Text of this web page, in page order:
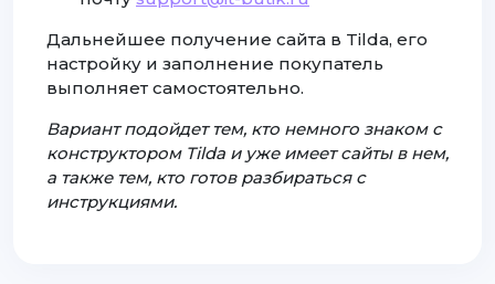
Дальнейшее получение сайта в Tilda, его
настройку и заполнение покупатель
выполняет самостоятельно.
Вариант подойдет тем, кто немного знаком с
конструктором Tilda и уже имеет сайты в нем,
а также тем, кто готов разбираться с
инструкциями.